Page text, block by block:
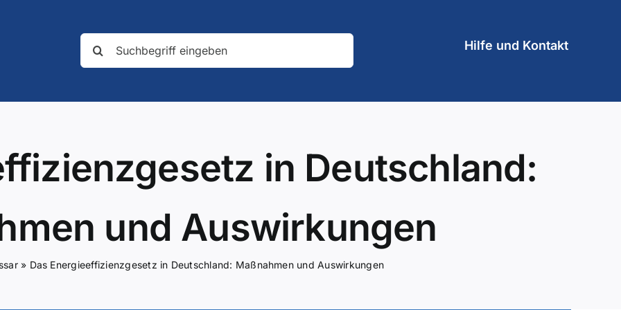
Suche
nach:
Hilfe und Kontakt
in Deutschland:
und Auswirkungen
» Das Energieeffizienzgesetz in Deutschland: Maßnahmen und Auswirkungen